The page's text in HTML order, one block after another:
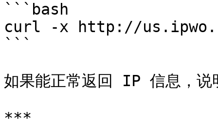
```bash
curl -x http://
```
如果能正常返回 IP 信息，说
***